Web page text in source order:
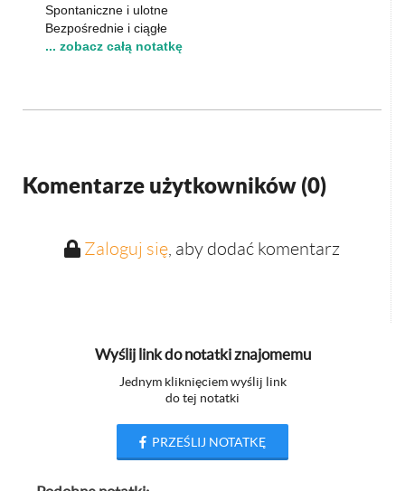
Spontaniczne i ulotne
Bezpośrednie i ciągłe
... zobacz całą notatkę
Komentarze użytkowników (0)
Zaloguj się, aby dodać komentarz
Wyślij link do notatki znajomemu
Jednym kliknięciem wyślij link
do tej notatki
PRZEŚLIJ NOTATKĘ